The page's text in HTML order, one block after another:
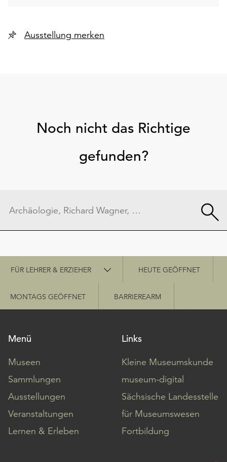
Ausstellung merken
Noch nicht das Richtige
gefunden?
Schnellzugriff
FÜR LEHRER & ERZIEHER HEUTE GEÖFFNET
MONTAGS GEÖFFNET BARRIEREARM
Menü
Museen
Sammlungen
Ausstellungen
Veranstaltungen
Lernen & Erleben
Links
Kleine Museumskunde
museum-digital
Sächsische Landesstelle
für Museumswesen
Fortbildung